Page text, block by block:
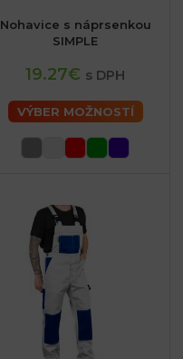
Nohavice s náprsenkou
SIMPLE
19.27€ s DPH
VÝBER MOŽNOSTÍ